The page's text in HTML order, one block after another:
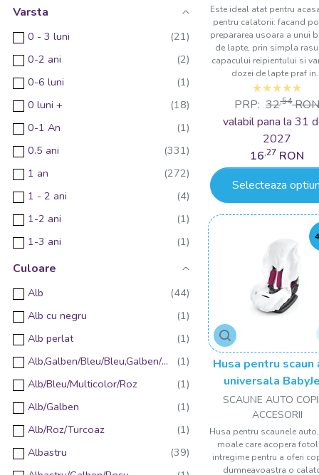
Maiou
Batista
Bentita
Burete baie
Ochelari cu protectie ecran
Plet
Adaptor colac WC
Varsta
0 - 3 luni
0-2 ani
0-6 luni
0 luni +
0-1 An
0.5 ani
1 an
1 - 2 ani
1-2 ani
1-3 ani
1.5 ani
2 ani
2-3 ani
2-4 ani
2-5 ani
2 ani +
3 - 4 ani
3 - 6 luni
3 luni +
3 ani
Culoare
Alb
Alb cu negru
Alb perlat
Alb,Galben/Bleu/Bleu,Galben/Gri/Roz/Roz,Galben
Alb/Bleu/Multicolor/Roz
Alb/Galben
Alb/Roz/Turcoaz
Albastru
Este ideal atat pentru
pentru calatorii: facand
prepararea usoara a unui
de lapte, prin simpla
capacului reipientului si
dozei de lapte praf
PRP: 32,54
valabil pana la 31
2027
16,27 RON
Selecteaza
Husa pentru scaun
universala
SCAUNE AUTO
ACCESORII
Husa pentru scaunele
moale care acopera
intregime pentru a oferi
dumneavoastra o